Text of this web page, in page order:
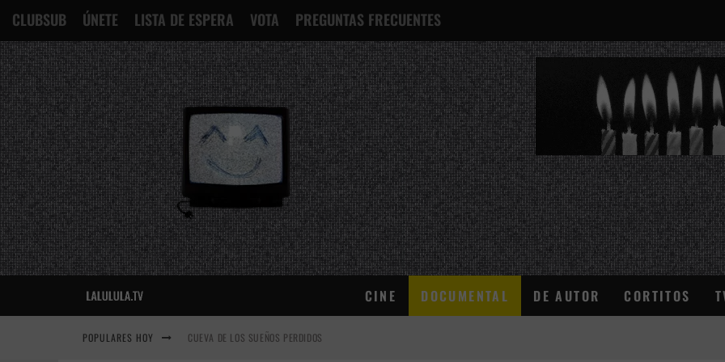
CLUBSUB ÚNETE LISTA DE ESPERA VOTA PREGUNTAS FRECUENTES
¿QUÉ ES ESTO?
CINE DOCUMENTAL DE AUTOR CORTITOS
POPULARES HOY CUEVA DE LOS SUEÑOS PERDIDOS